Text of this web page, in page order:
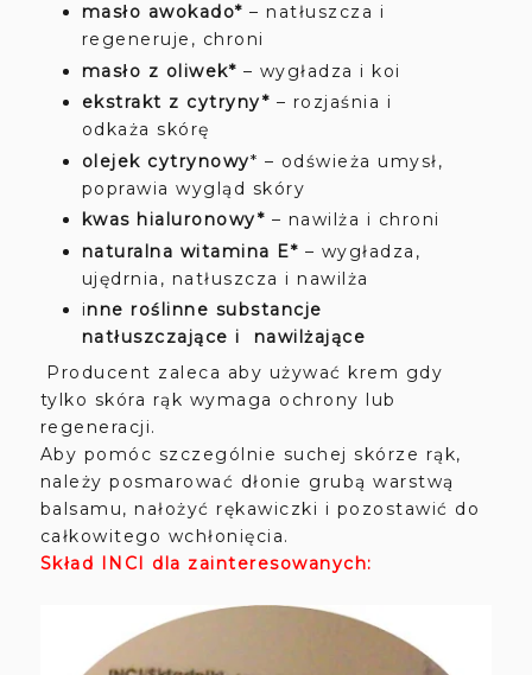
masło awokado* – natłuszcza i
regeneruje, chroni
masło z oliwek* – wygładza i koi
ekstrakt z cytryny* – rozjaśnia i
odkaża skórę
olejek cytrynowy* – odświeża umysł,
poprawia wygląd skóry
kwas hialuronowy* – nawilża i chroni
naturalna witamina E* – wygładza,
ujędrnia, natłuszcza i nawilża
inne roślinne substancje
natłuszczające i nawilżające
Producent zaleca aby używać krem gdy
tylko skóra rąk wymaga ochrony lub
regeneracji.
Aby pomóc szczególnie suchej skórze rąk,
należy posmarować dłonie grubą warstwą
balsamu, nałożyć rękawiczki i pozostawić do
całkowitego wchłonięcia.
Skład INCI dla zainteresowanych: